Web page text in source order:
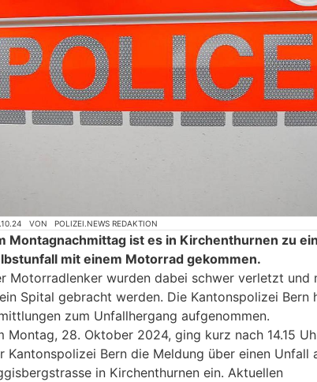
VON POLIZEI.NEWS REDAKTION
Montagnachmittag ist es in Kirchenthurnen zu
mit einem Motorrad gekommen.
Motorradlenker wurden dabei schwer verletzt und
Spital gebracht werden. Die Kantonspolizei Bern
zum Unfallhergang aufgenommen.
Montag, 28. Oktober 2024, ging kurz nach 14.15
Kantonspolizei Bern die Meldung über einen Unfall
in Kirchenthurnen ein. Aktuellen